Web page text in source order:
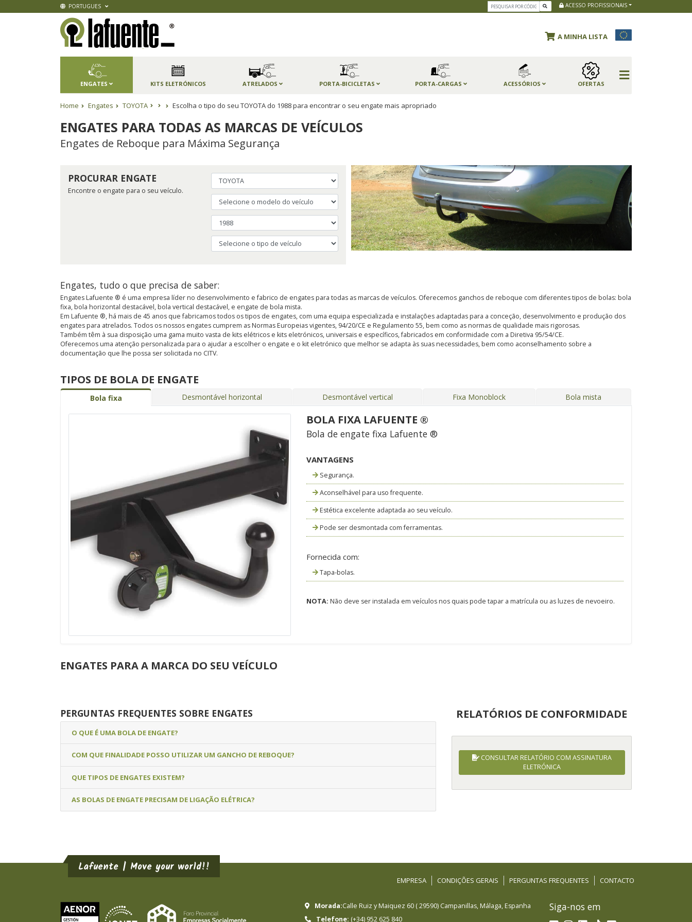
PORTUGUES ACESSO PROFISSIONAIS
A MINHA LISTA
ENGATES KITS ELETRÓNICOS ATRELADOS PORTA-BICICLETAS PORTA-CARGAS ACESSÓRIOS OFERTAS
Home Engates TOYOTA Escolha o tipo do seu TOYOTA do 1988 para encontrar o seu engate mais apropriado
ENGATES PARA TODAS AS MARCAS DE VEÍCULOS
Engates de Reboque para Máxima Segurança
PROCURAR ENGATE
Encontre o engate para o seu veículo.
Engates, tudo o que precisa de saber:
Engates Lafuente ® é uma empresa líder no desenvolvimento e fabrico de engates para todas as marcas de veículos. Oferecemos ganchos de reboque com diferentes tipos de bolas: bola
fixa, bola horizontal destacável, bola vertical destacável, e engate de bola mista.
Em Lafuente ®, há mais de 45 anos que fabricamos todos os tipos de engates, com uma equipa especializada e instalações adaptadas para a conceção, desenvolvimento e produção dos
engates para atrelados. Todos os nossos engates cumprem as Normas Europeias vigentes, 94/20/CE e Regulamento 55, bem como as normas de qualidade mais rigorosas.
Também têm à sua disposição uma gama muito vasta de kits elétricos e kits eletrónicos, universais e específicos, fabricados em conformidade com a Diretiva 95/54/CE.
Oferecemos uma atenção personalizada para o ajudar a escolher o engate e o kit eletrónico que melhor se adapta às suas necessidades, bem como aconselhamento sobre a
documentação que lhe possa ser solicitada no CITV.
TIPOS DE BOLA DE ENGATE
Bola fixa Desmontável horizontal Desmontável vertical Fixa Monoblock Bola mista
BOLA FIXA LAFUENTE ®
Bola de engate fixa Lafuente ®
VANTAGENS
Segurança.
Aconselhável para uso frequente.
Estética excelente adaptada ao seu veículo.
Pode ser desmontada com ferramentas.
Fornecida com:
Tapa-bolas.
NOTA: Não deve ser instalada em veículos nos quais pode tapar a matrícula ou as luzes de nevoeiro.
ENGATES PARA A MARCA DO SEU VEÍCULO
PERGUNTAS FREQUENTES SOBRE ENGATES
O QUE É UMA BOLA DE ENGATE?
COM QUE FINALIDADE POSSO UTILIZAR UM GANCHO DE REBOQUE?
QUE TIPOS DE ENGATES EXISTEM?
AS BOLAS DE ENGATE PRECISAM DE LIGAÇÃO ELÉTRICA?
RELATÓRIOS DE CONFORMIDADE
CONSULTAR RELATÓRIO COM ASSINATURA
ELETRÓNICA
Lafuente | Move your world!!
EMPRESA CONDIÇÕES GERAIS PERGUNTAS FREQUENTES CONTACTO
Morada:Calle Ruiz y Maiquez 60 (29590) Campanillas, Málaga, Espanha
Telefone: (+34) 952 625 840
Siga-nos em